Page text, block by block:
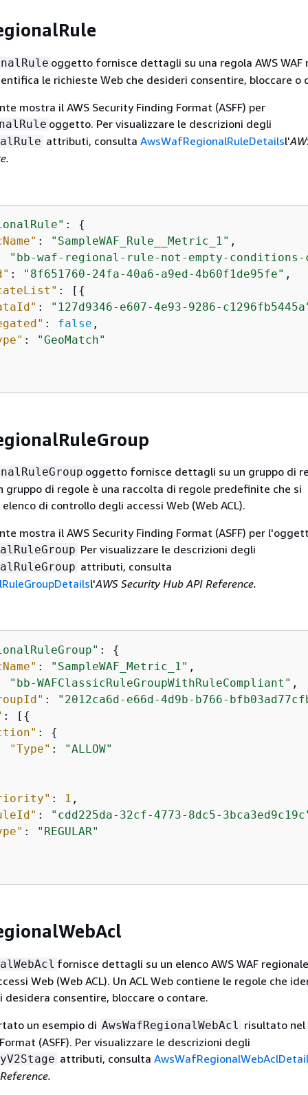
oggetto fornisce dettagli su una regola AWS WAF
le richieste Web che desideri consentire, bloccare o
mostra il AWS Security Finding Format (ASFF) per
oggetto. Per visualizzare le descrizioni degli
attributi, consulta AwsWafRegionalRuleDetailsl'
: {
: "SampleWAF_Rule__Metric_1" ,
"bb-waf-regional-rule-not-empty-conditions-
: "8f651760-24fa-40a6-a9ed-4b60f1de95fe" ,
: [ {
: "127d9346-e607-4e93-9286-
: false ,
: "GeoMatch"
oggetto fornisce dettagli su un gruppo di
gruppo di regole è una raccolta di regole predefinite che si
di controllo degli accessi Web (Web ACL).
mostra il AWS Security Finding Format (ASFF) per
Per visualizzare le descrizioni degli
attributi, consulta
l'AWS Security Hub API Reference.
: {
: "SampleWAF_Metric_1" ,
"bb-WAFClassicRuleGroupWithRuleCompliant" ,
: "2012ca6d-e66d-4d9b-b766-
: [ {
: {
"Type" : "ALLOW"
: 1 ,
: "cdd225da-32cf-4773-8dc5-
: "REGULAR"
fornisce dettagli su un elenco AWS WAF
Web (Web ACL). Un ACL Web contiene le regole che
desidera consentire, bloccare o contare.
un esempio di AwsWafRegionalWebAcl
risultato nel
(ASFF). Per visualizzare le descrizioni degli
attributi, consulta